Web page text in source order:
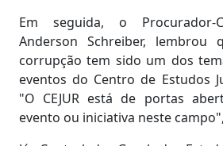
Em seguida, o Procurador-
Anderson Schreiber,
corrupção tem sido um dos
eventos do Centro de Estudos
"O CEJUR está de portas
evento ou iniciativa neste